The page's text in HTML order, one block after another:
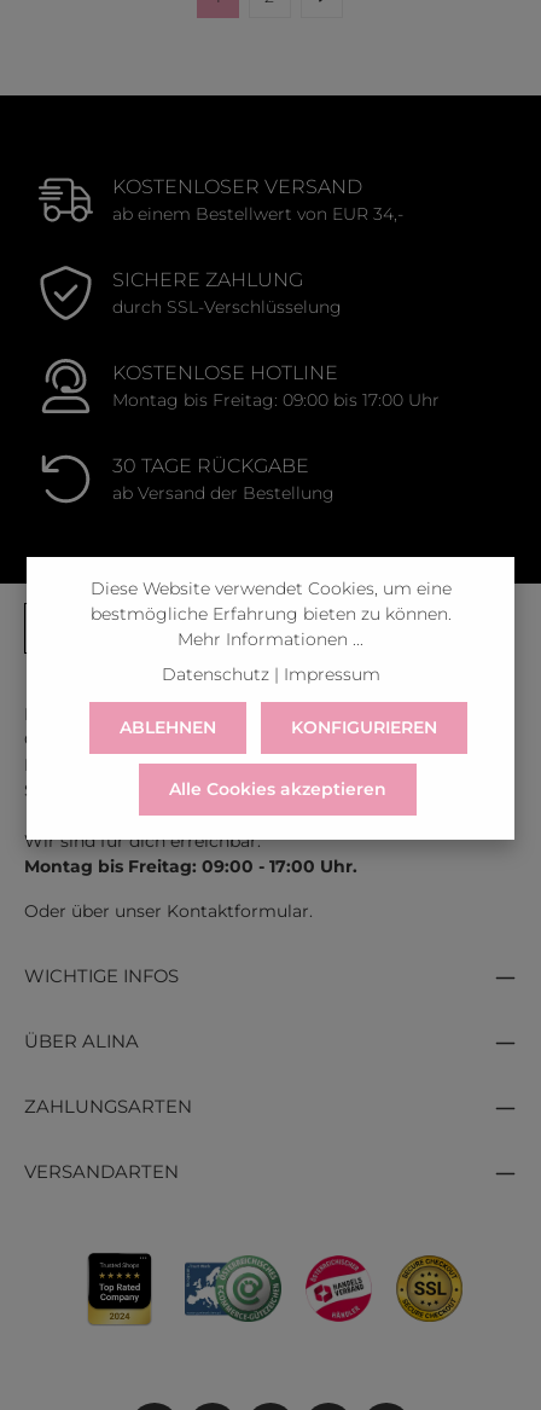
Seite Seite
KOSTENLOSER VERSAND
ab einem Bestellwert von EUR 34,-
SICHERE ZAHLUNG
durch SSL-Verschlüsselung
KOSTENLOSE HOTLINE
Montag bis Freitag: 09:00 bis 17:00 Uhr
30 TAGE RÜCKGABE
ab Versand der Bestellung
Kontaktiere uns unter der gratis Rufnummer:
Österreich:0043 800 366 60 33
Deutschland:0049 800 366 60 33
Schweiz:
0041 800 366 603
Wir sind für dich erreichbar:
Montag bis Freitag: 09:00 - 17:00 Uhr.
Oder über unser Kontaktformular.
WICHTIGE INFOS
ÜBER ALINA
ZAHLUNGSARTEN
VERSANDARTEN
Diese Website verwendet Cookies, um eine
bestmögliche Erfahrung bieten zu können.
Mehr Informationen ...
Datenschutz| Impressum
ABLEHNEN KONFIGURIEREN
Alle Cookies akzeptieren